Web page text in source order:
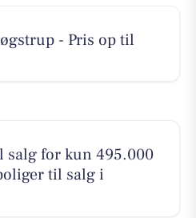
- Pris op til
salg for kun 495.000
til salg i